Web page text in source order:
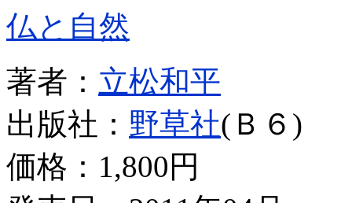
仏と自然
著者： 立松和平
出版社： 野草社(Ｂ６)
価格： 1,800円